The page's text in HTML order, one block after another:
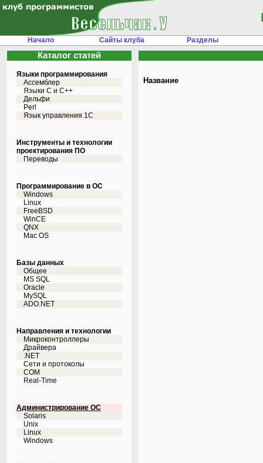
Начало Сайты клуба Разделы
Каталог статей
Языки программирования
Ассемблер
Языки С и C++
Дельфи
Perl
Язык управления 1С
Инструменты и технологии
проектирования ПО
Переводы
Программирование в ОС
Windows
Linux
FreeBSD
WinCE
QNX
Mac OS
Базы данных
Общее
MS SQL
Oracle
MySQL
ADO.NET
Направления и технологии
Микроконтроллеры
Драйвера
.NET
Сети и протоколы
COM
Real-Time
Администрирование ОС
Solaris
Unix
Linux
Windows
Название